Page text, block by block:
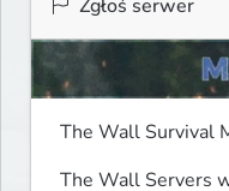
Zgłoś serwer
The Wall Survival
The Wall Servers